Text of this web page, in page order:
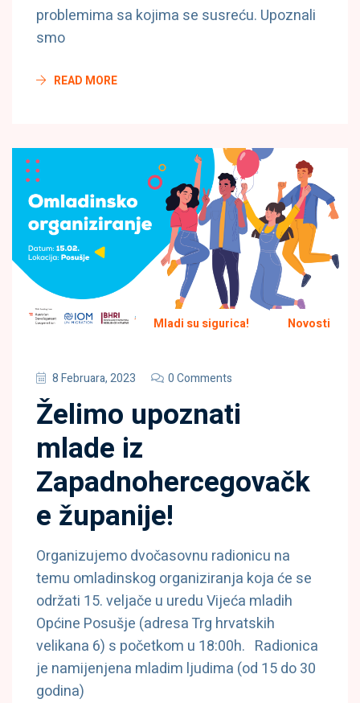
problemima sa kojima se susreću. Upoznali
smo
READ MORE
Mladi su sigurica! Novosti
8 Februara, 2023 0 Comments
Želimo upoznati
mlade iz
Zapadnohercegovačk
e županije!
Organizujemo dvočasovnu radionicu na
temu omladinskog organiziranja koja će se
održati 15. veljače u uredu Vijeća mladih
Općine Posušje (adresa Trg hrvatskih
velikana 6) s početkom u 18:00h. Radionica
je namijenjena mladim ljudima (od 15 do 30
godina)